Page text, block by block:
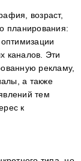
возраст,
планирования:
каналов. Эти
рекламу,
а также
тем
к